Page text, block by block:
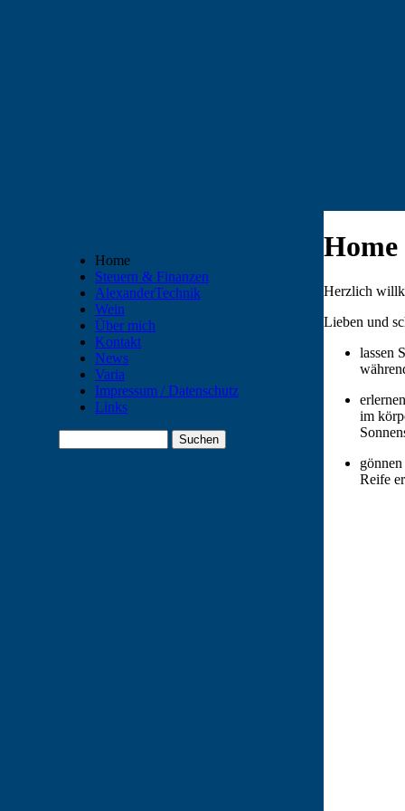
Home
Steuern & Finanzen
AlexanderTechnik
Wein
Über mich
Kontakt
News
Varia
Impressum / Datenschutz
Links
Home
Herzlich
Lieben und
lassen
im
Reife